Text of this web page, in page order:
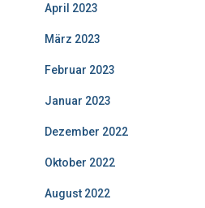
April 2023
März 2023
Februar 2023
Januar 2023
Dezember 2022
Oktober 2022
August 2022